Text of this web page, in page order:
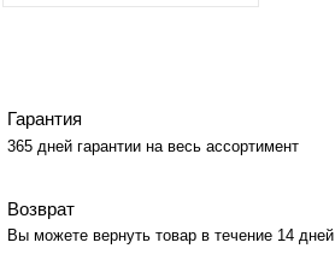
Гарантия
365 дней гарантии на весь ассортимент
Возврат
Вы можете вернуть товар в течение 14 дней